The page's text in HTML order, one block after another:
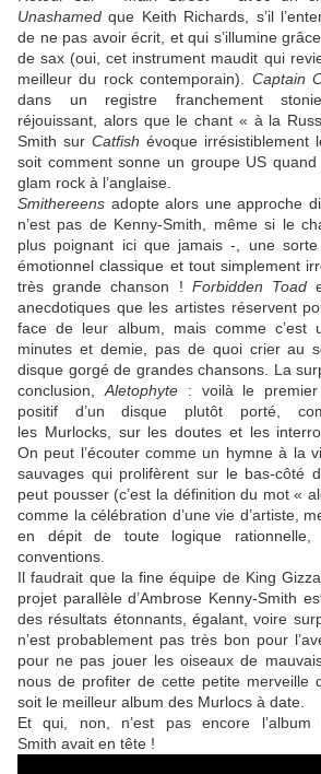
Unashamed que Keith Richards , s’il
de ne pas avoir écrit, et qui s’illumine
de sax (oui, cet instrument maudit qui
meilleur du rock contemporain). Captain
dans un registre franchement
réjouissant, alors que le chant « à la
Smith sur Catfish évoque irrésistiblement
soit comment sonne un groupe US
glam rock à l’anglaise.
Smithereens adopte alors une approche
n’est pas de Kenny-Smith , même si le
plus poignant ici que jamais -, une
émotionnel classique et tout simplement
très grande chanson ! Forbidden Toad
anecdotiques que les artistes réservent
face de leur album, mais comme c’est
minutes et demie, pas de quoi crier au
disque gorgé de grandes chansons. La
conclusion, Aletophyte : voilà le premier
positif d’un disque plutôt porté,
les Murlocks, sur les doutes et les
On peut l’écouter comme un hymne à la
sauvages qui prolifèrent sur le bas-côté
peut pousser (c’est la définition du mot «
comme la célébration d’une vie d’artiste,
en dépit de toute logique
conventions.
Il faudrait que la fine équipe de King
projet parallèle d’Ambrose Kenny-Smith
des résultats étonnants, égalant, voire
n’est probablement pas très bon pour
pour ne pas jouer les oiseaux de
nous de profiter de cette petite merveille
soit le meilleur album des Murlocs à date.
Et qui, non, n’est pas encore l’album
Smith avait en tête !